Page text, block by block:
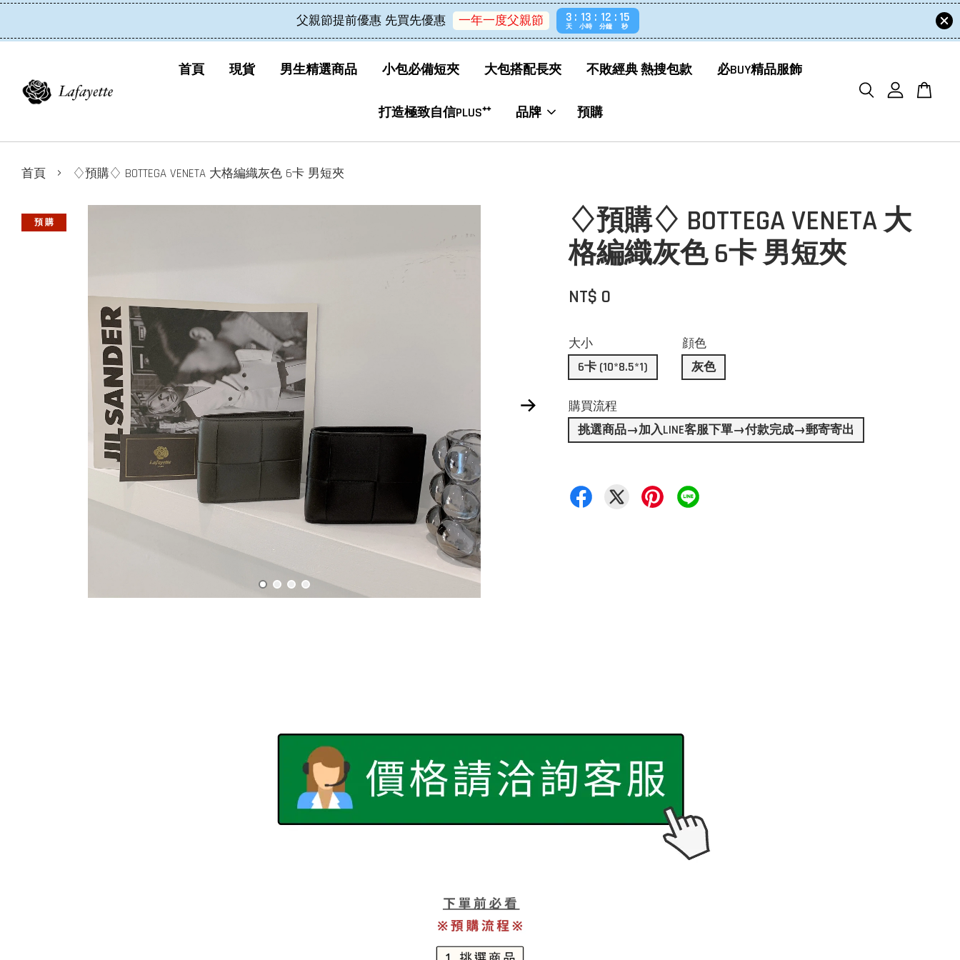
父親節提前優惠 先買先優惠 一年一度父親節 3
天
13
小時
12
分鐘
14
秒
首頁 現貨 男生精選商品 小包必備短夾 大包搭配長夾 不敗經典 熱搜包款 必BUY精品服飾
打造極致自信PLUS⁺⁺ 品牌 預購
首頁 › ♢預購♢ BOTTEGA VENETA 大格編織灰色 6卡 男短夾
預 購
♢預購♢ BOTTEGA VENETA 大
格編織灰色 6卡 男短夾
NT$ 0
大小
6卡 (10*8.5*1)
顔色
灰色
購買流程
挑選商品→加入LINE客服下單→付款完成→郵寄寄出